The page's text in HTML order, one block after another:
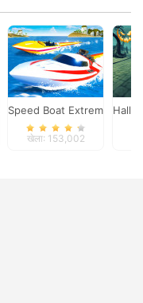
Speed Boat Extreme
खेला: 153,002